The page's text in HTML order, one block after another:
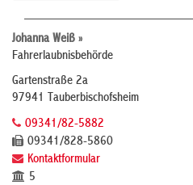
Johanna Weiß »
Fahrerlaubnisbehörde
Gartenstraße 2a
97941 Tauberbischofsheim
09341/82-5882
09341/828-5860
Kontaktformular
5